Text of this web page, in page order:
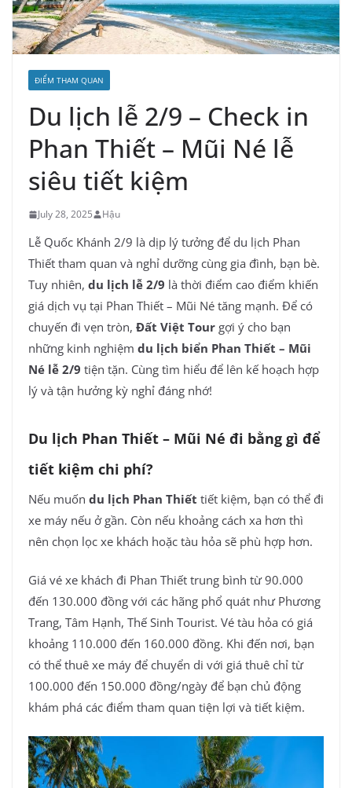
ĐIỂM THAM QUAN
Du lịch lễ 2/9 – Check in
Phan Thiết – Mũi Né lễ
siêu tiết kiệm
July 28, 2025 Hậu
Lễ Quốc Khánh 2/9 là dịp lý tưởng để du lịch Phan
Thiết tham quan và nghỉ dưỡng cùng gia đình, bạn bè.
Tuy nhiên, du lịch lễ 2/9 là thời điểm cao điểm khiến
giá dịch vụ tại Phan Thiết – Mũi Né tăng mạnh. Để có
chuyến đi vẹn tròn, Đất Việt Tour gợi ý cho bạn
những kinh nghiệm du lịch biển Phan Thiết – Mũi
Né lễ 2/9 tiện tặn. Cùng tìm hiểu để lên kế hoạch hợp
lý và tận hưởng kỳ nghỉ đáng nhớ!
Du lịch Phan Thiết – Mũi Né đi bằng gì để
tiết kiệm chi phí?
Nếu muốn du lịch Phan Thiết tiết kiệm, bạn có thể đi
xe máy nếu ở gần. Còn nếu khoảng cách xa hơn thì
nên chọn lọc xe khách hoặc tàu hỏa sẽ phù hợp hơn.
Giá vé xe khách đi Phan Thiết trung bình từ 90.000
đến 130.000 đồng với các hãng phổ quát như Phương
Trang, Tâm Hạnh, Thế Sinh Tourist. Vé tàu hỏa có giá
khoảng 110.000 đến 160.000 đồng. Khi đến nơi, bạn
có thể thuê xe máy để chuyển di với giá thuê chỉ từ
100.000 đến 150.000 đồng/ngày để bạn chủ động
khám phá các điểm tham quan tiện lợi và tiết kiệm.